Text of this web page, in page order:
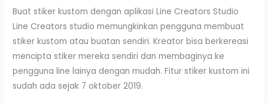
Buat stiker kustom dengan aplikasi Line Creators Studio
Line Creators studio memungkinkan pengguna membuat
stiker kustom atau buatan sendiri. Kreator bisa berkereasi
mencipta stiker mereka sendiri dan membaginya ke
pengguna line lainya dengan mudah. Fitur stiker kustom ini
sudah ada sejak 7 oktober 2019.